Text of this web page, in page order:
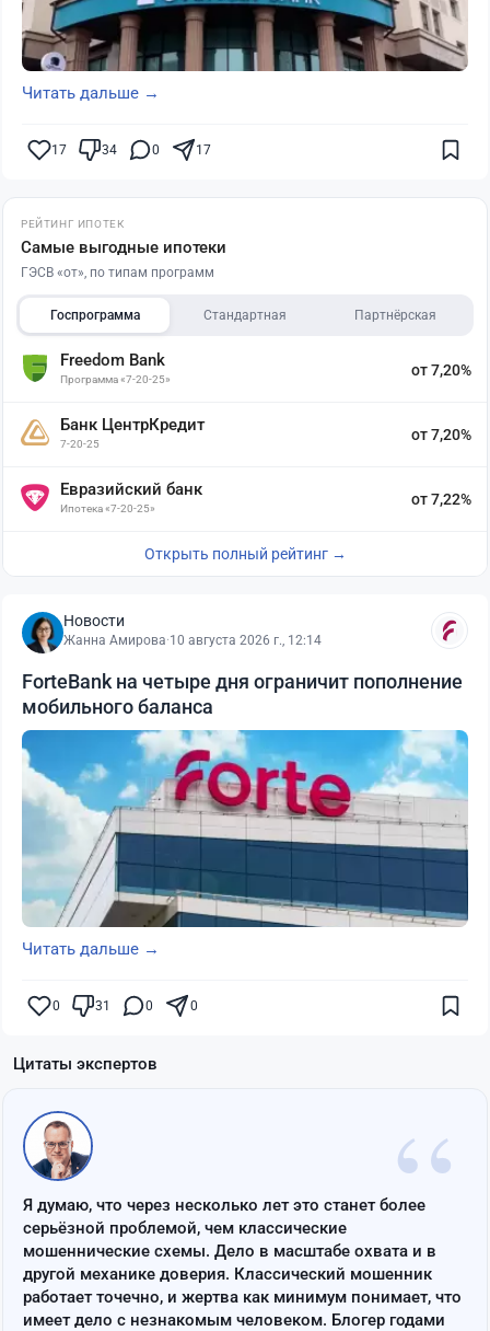
Читать дальше →
17 34 0 17
РЕЙТИНГ ИПОТЕК
Самые выгодные ипотеки
ГЭСВ «от», по типам программ
Госпрограмма Стандартная Партнёрская
Freedom Bank
Программа «7-20-25»
от 7,20%
Банк ЦентрКредит
7-20-25
от 7,20%
Евразийский банк
Ипотека «7-20-25»
от 7,22%
Открыть полный рейтинг →
Новости
Жанна Амирова·10 августа 2026 г., 12:14
ForteBank на четыре дня ограничит пополнение
мобильного баланса
Читать дальше →
0 31 0 0
Цитаты экспертов
“
Я думаю, что через несколько лет это станет более
серьёзной проблемой, чем классические
мошеннические схемы. Дело в масштабе охвата и в
другой механике доверия. Классический мошенник
работает точечно, и жертва как минимум понимает, что
имеет дело с незнакомым человеком. Блогер годами